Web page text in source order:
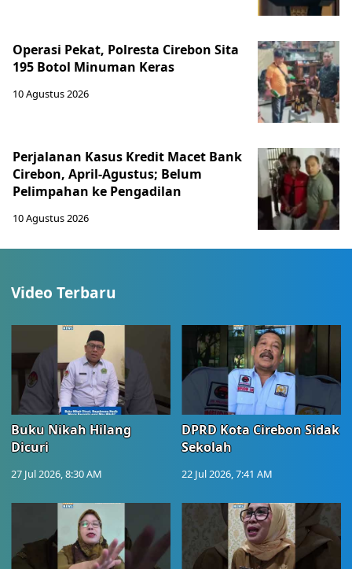
Operasi Pekat, Polresta Cirebon Sita
195 Botol Minuman Keras
10 Agustus 2026
Perjalanan Kasus Kredit Macet Bank
Cirebon, April-Agustus; Belum
Pelimpahan ke Pengadilan
10 Agustus 2026
Video Terbaru
Buku Nikah Hilang
Dicuri
27 Jul 2026, 8:30 AM
DPRD Kota Cirebon Sidak
Sekolah
22 Jul 2026, 7:41 AM